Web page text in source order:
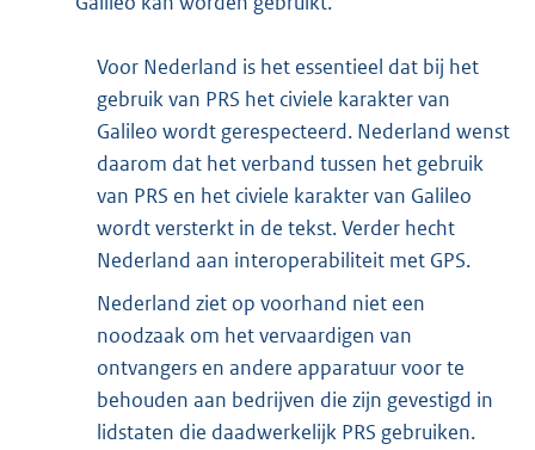
Voor Nederland is het essentieel dat bij het
gebruik van PRS het civiele karakter van
Galileo wordt gerespecteerd. Nederland wenst
daarom dat het verband tussen het gebruik
van PRS en het civiele karakter van Galileo
wordt versterkt in de tekst. Verder hecht
Nederland aan interoperabiliteit met GPS.
Nederland ziet op voorhand niet een
noodzaak om het vervaardigen van
ontvangers en andere apparatuur voor te
behouden aan bedrijven die zijn gevestigd in
lidstaten die daadwerkelijk PRS gebruiken.